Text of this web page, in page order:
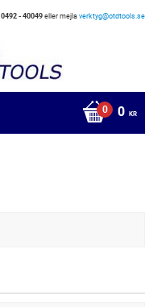
0492 - 40049eller mejlaverktyg@otdtools.se
0 KR